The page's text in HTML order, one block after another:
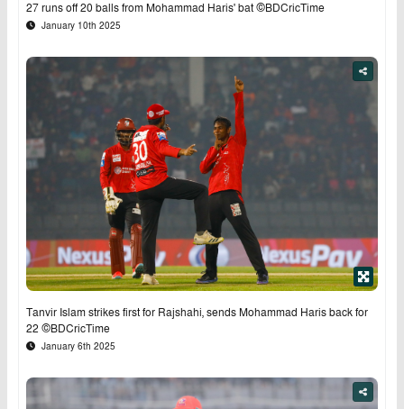
27 runs off 20 balls from Mohammad Haris' bat ©BDCricTime
January 10th 2025
Tanvir Islam strikes first for Rajshahi, sends Mohammad Haris back for
22 ©BDCricTime
January 6th 2025